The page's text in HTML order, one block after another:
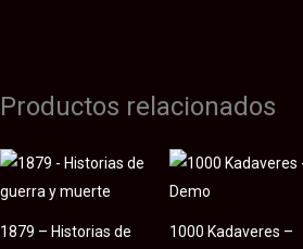
Productos relacionados
1879 – Historias de
1000 Kadaveres –